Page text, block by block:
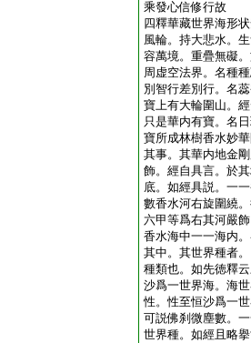
乘發心信修行故
四釋華藏世界海形
風輪。持大悲水。
容萬境。重疊無礙
周虚空法界。名種
別智行差別行。名
寶上有大輪圍山。
只是華内有寶。名
寶所成林樹香水妙
其事。其華内地金
飾。經自具言。於
底。如經具説。一
數香水河右旋圍繞
六甲等爲右其河嚴
香水海中一一海内
其中。其世界種者
種類也。如先徳釋
沙爲一世界海。海
性。性至恒沙爲一
可説佛刹微塵數。
世界種。如經且略